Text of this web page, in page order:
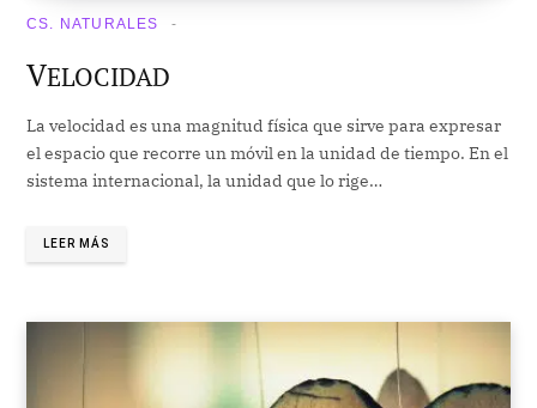
CS. NATURALES
VELOCIDAD
La velocidad es una magnitud física que sirve para expresar
el espacio que recorre un móvil en la unidad de tiempo. En el
sistema internacional, la unidad que lo rige…
LEER MÁS